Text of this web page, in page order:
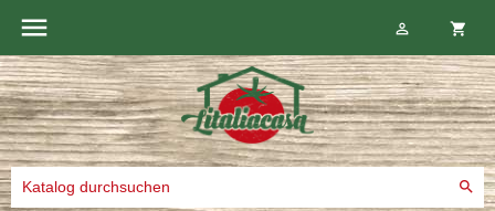
 shopping_cart

